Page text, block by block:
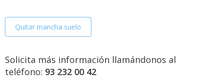
Quitar mancha suelo
Solicita más información llamándonos al
teléfono: 93 232 00 42